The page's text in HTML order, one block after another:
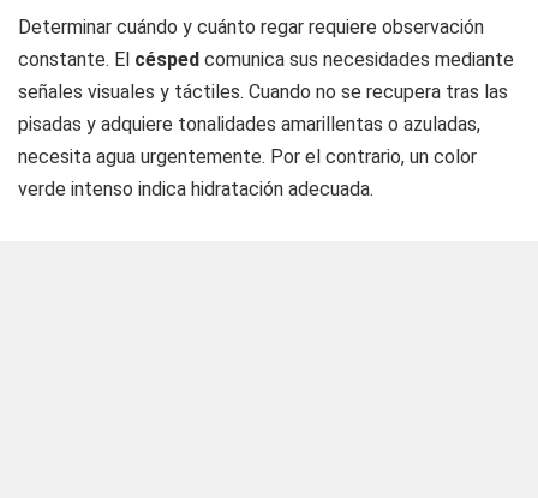
Determinar cuándo y cuánto regar requiere observación
constante. El césped comunica sus necesidades mediante
señales visuales y táctiles. Cuando no se recupera tras las
pisadas y adquiere tonalidades amarillentas o azuladas,
necesita agua urgentemente. Por el contrario, un color
verde intenso indica hidratación adecuada.